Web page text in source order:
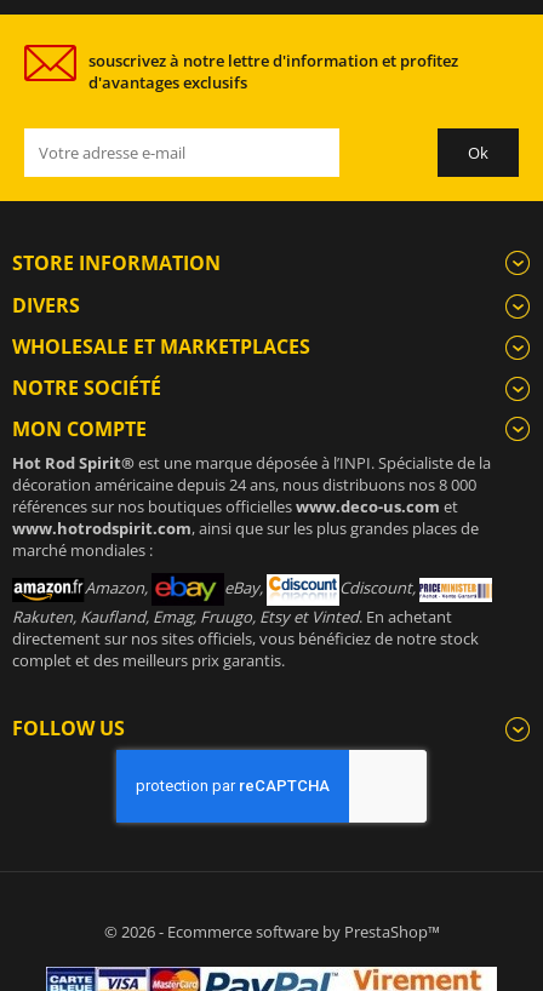
souscrivez à notre lettre d'information et profitez
d'avantages exclusifs
STORE INFORMATION
DIVERS
WHOLESALE ET MARKETPLACES
NOTRE SOCIÉTÉ
MON COMPTE
Hot Rod Spirit®est une marque déposée à l’INPI. Spécialiste de la
décoration américaine depuis 24 ans, nous distribuons nos 8 000
références sur nos boutiques officielleswww.deco-us.com et
www.hotrodspirit.com, ainsi que sur les plus grandes places de
marché mondiales :
Amazon,
eBay,
Cdiscount,
Rakuten, Kaufland, Emag, Fruugo, Etsy et Vinted. En achetant
directement sur nos sites officiels, vous bénéficiez de notre stock
complet et des meilleurs prix garantis.
FOLLOW US
© 2026 - Ecommerce software by PrestaShop™